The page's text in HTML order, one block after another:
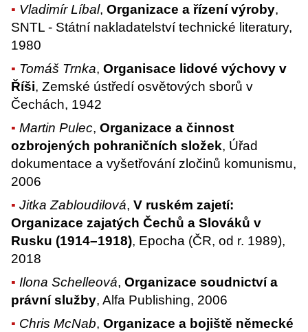
Vladimír Líbal,Organizace a řízení výroby,
SNTL - Státní nakladatelství technické literatury,
1980
Tomáš Trnka,Organisace lidové výchovy v
Říši, Zemské ústředí osvětových sborů v
Čechách, 1942
Martin Pulec,Organizace a činnost
ozbrojených pohraničních složek, Úřad
dokumentace a vyšetřování zločinů komunismu,
2006
Jitka Zabloudilová,V ruském zajetí:
Organizace zajatých Čechů a Slováků v
Rusku (1914–1918), Epocha (ČR, od r. 1989),
2018
Ilona Schelleová,Organizace soudnictví a
právní služby, Alfa Publishing, 2006
Chris McNab,Organizace a bojiště německé